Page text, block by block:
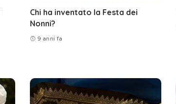
Chi ha inventato la Festa dei
Nonni?
9 anni fa